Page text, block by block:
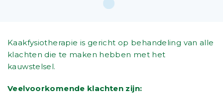
Kaakfysiotherapie is gericht op behandeling van alle
klachten die te maken hebben met het
kauwstelsel.
Veelvoorkomende klachten zijn: